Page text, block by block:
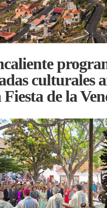
culturales
Fiesta de la